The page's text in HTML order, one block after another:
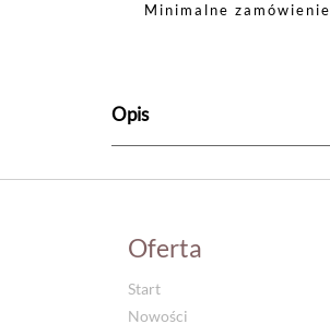
Minimalne zamówienie
Opis
Oferta
Start
Nowości